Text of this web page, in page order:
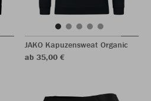
JAKO Kapuzensweat Organic
ab 35,00 €